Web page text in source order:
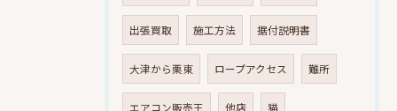
出張買取 施工方法 据付説明書
大津から栗東 ロープアクセス 難所
エアコン販売王 他店 猫